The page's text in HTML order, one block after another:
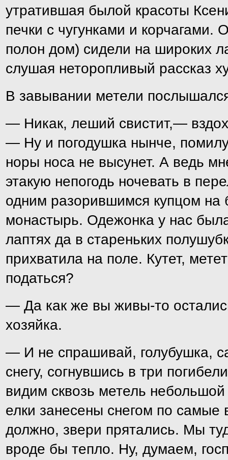
утратившая былой красоты
печки с чугунками и
полон дом) сидели на широких
слушая неторопливый рассказ
В завывании метели
— Никак, леший свистит,—
— Ну и погодушка нынче,
норы носа не высунет. А ведь
этакую непогодь ночевать в
одним разорившимся купцом на
монастырь. Одежонка у нас
лаптях да в стареньких
прихватила на поле. Кутет,
податься?
— Да как же вы живы-то
хозяйка.
— И не спрашивай, голубушка,
снегу, согнувшись в три
видим сквозь метель
елки занесены снегом по
должно, звери прятались. Мы
вроде бы тепло. Ну, думаем,